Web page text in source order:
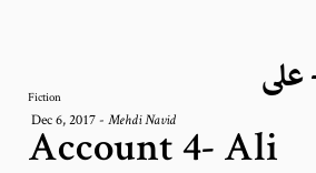
Fiction
Dec 6, 2017- Mehdi Navid
Account 4- Ali